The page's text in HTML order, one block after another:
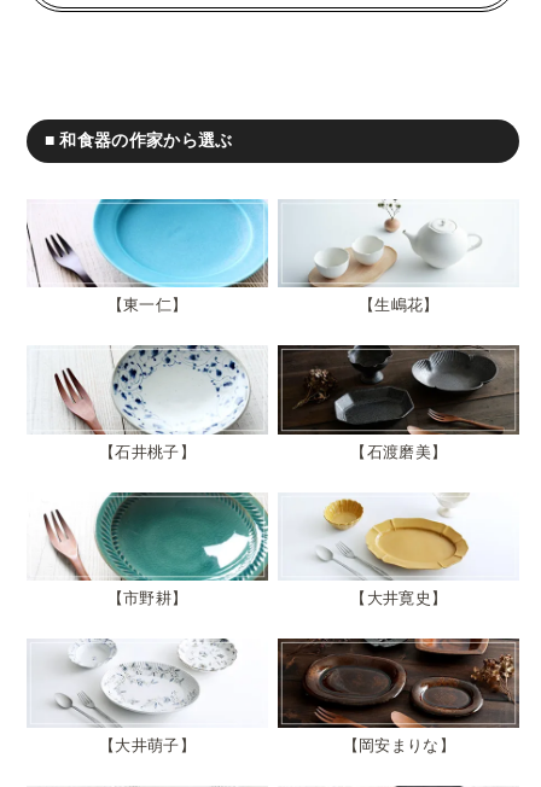
■ 和食器の作家から選ぶ
東一仁 生嶋花
石井桃子 石渡磨美
市野耕 大井寛史
大井萌子 岡安まりな